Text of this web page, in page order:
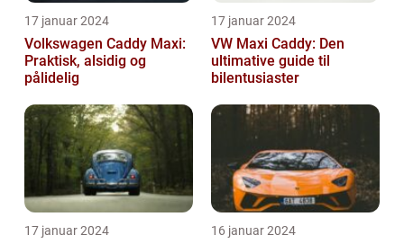
17 januar 2024
Volkswagen Caddy Maxi:
Praktisk, alsidig og
pålidelig
17 januar 2024
VW Maxi Caddy: Den
ultimative guide til
bilentusiaster
17 januar 2024 16 januar 2024